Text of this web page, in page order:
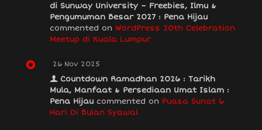
di Sunway University – Freebies, Ilmu &
Pengumuman Besar 2027 : Pena Hijau
commented on WordPress 20th Celebration
Meetup di Kuala Lumpur
26 Nov 2025
Countdown Ramadhan 2026 : Tarikh
Mula, Manfaat & Persediaan Umat Islam :
Pena Hijau commented on Puasa Sunat 6
Hari Di Bulan Syawal